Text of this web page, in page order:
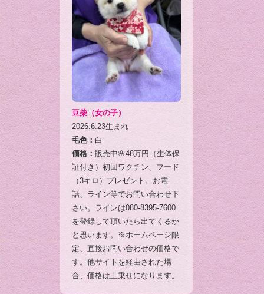
豆柴（女の子）
2026.6.23生まれ
毛色： 白
価格： 販売中🌸48万円（生体保
証付き）初回ワクチン、フード
（3キロ）プレゼント。お電
話、ライン等でお問い合わせ下
さい。ラインは080-8395-7600
を登録して頂いたら出てくるか
と思います。※ホームページ限
定、直接お問い合わせの価格で
す。他サイトを経由された場
合、価格は上乗せになります。